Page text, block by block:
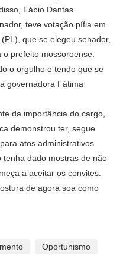
Fábio Dantas
teve votação pífia em
que se elegeu senador,
prefeito mossoroense.
o orgulho e tendo que se
governadora Fátima
da importância do cargo,
demonstrou ter, segue
atos administrativos
dado mostras de não
a aceitar os convites.
de agora soa como
Oportunismo